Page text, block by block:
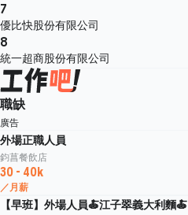
7
優比快股份有限公司
8
統一超商股份有限公司
職缺
廣告
外場正職人員
鈞菖餐飲店
30 - 40k
／月薪
【早班】外場人員🍝江子翠義大利麵🍝